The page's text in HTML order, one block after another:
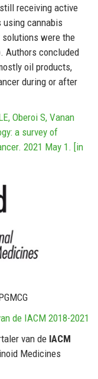
receiving active
cannabis
solutions were the
Authors concluded
oil products,
during or after
Oberoi S, Vanan
a survey of
2021 May 1. [in
de IACM 2018-2021
van de IACM
Medicines